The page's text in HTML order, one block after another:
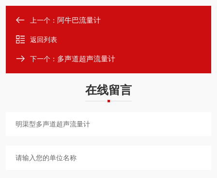
上一个： 阿牛巴流量计
返回列表
下一个： 多声道超声流量计
在线留言